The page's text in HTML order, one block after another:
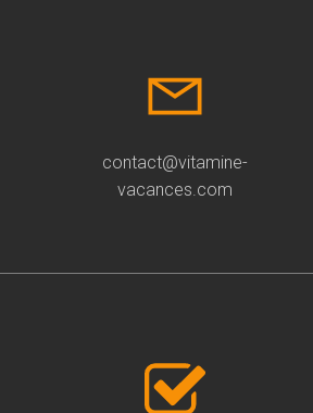
contact@vitamine-
vacances.com